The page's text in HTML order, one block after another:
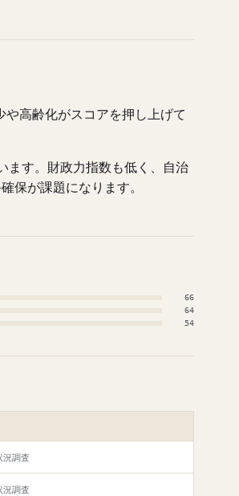
高齢化がスコアを押し上げて
ます。財政力指数も低く、自治
保が課題になります。
66
64
54
況調査
況調査